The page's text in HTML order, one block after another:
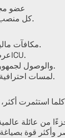
عضو
كل منصب يأتي مع تقدير رسمي وفرصة لإحداث تأثير عالمي ملموس.
مكافآت مالية: من £630 إلى £7,950 وما فوق مع تقدمك في مسيرتك.
عرض مواهبك: نشر وصفاتك الشخصية في الكتاب الاحترافي لـICU.
الظهور عالميًا: بناء ملفك الشخصي على موقع ICU والوصول لجمهور عالمي.
لمسات احترافية: بطاقات أعمال، أشرطة طهي، وأدوات تميزك عن الآخرين.
استثمرت
وأكثر قوة